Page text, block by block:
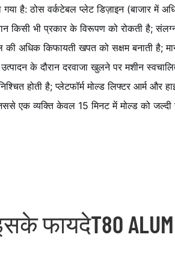
है: ठोस वर्कटेबल प्लेट डिज़ाइन (बाजार में
किसी भी प्रकार के विरूपण को रोकती है;
की अधिक किफायती खपत को सक्षम बनाती है;
के दौरान दरवाजा खुलने पर मशीन
होती है; प्लेटफॉर्म मोल्ड लिफ्टर आर्म और
एक व्यक्ति केवल 15 मिनट में मोल्ड को
फायदेT80